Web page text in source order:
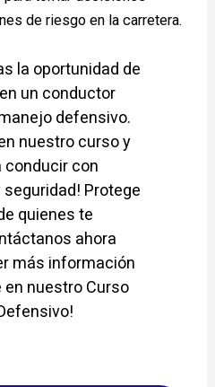
de riesgo en la carretera.
la oportunidad de
un conductor
defensivo.
nuestro curso y
conducir con
Protege
quienes te
ahora
más información
en nuestro Curso